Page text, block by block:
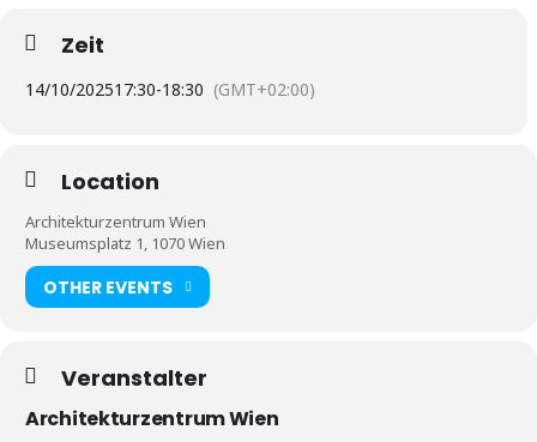
Zeit
14/10/202517:30-18:30 (GMT+02:00)
Location
Architekturzentrum Wien
Museumsplatz 1, 1070 Wien
OTHER EVENTS
Veranstalter
Architekturzentrum Wien